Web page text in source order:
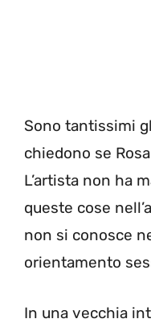
Sono tantissimi
chiedono se
L’artista non ha
queste cose
non si conosce
orientamento
In una vecchia